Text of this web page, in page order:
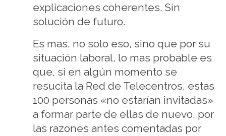
explicaciones coherentes. Sin
solución de futuro.
Es mas, no solo eso, sino que por su
situación laboral, lo mas probable es
que, si en algún momento se
resucita la Red de Telecentros, estas
100 personas «no estarían invitadas»
a formar parte de ellas de nuevo, por
las razones antes comentadas por